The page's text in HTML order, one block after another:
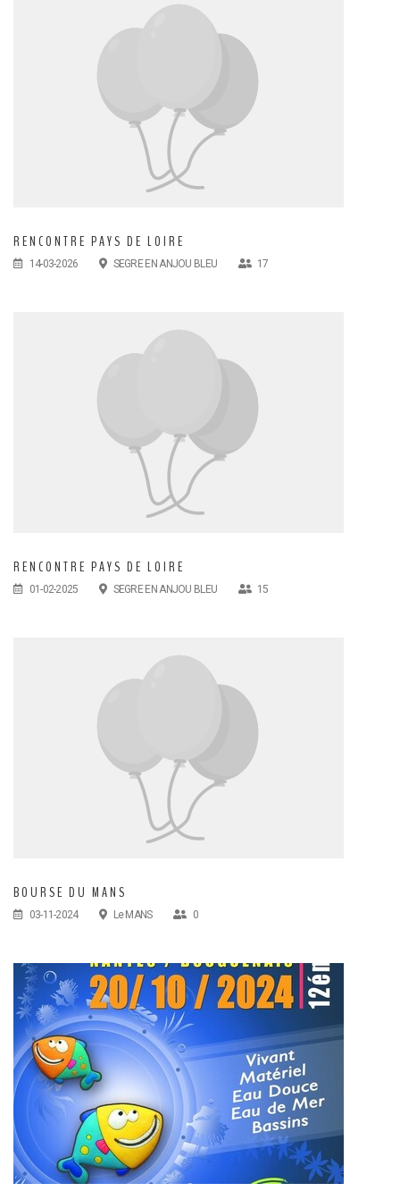
RENCONTRE PAYS DE LOIRE
14-03-2026 SEGRE EN ANJOU BLEU 17
RENCONTRE PAYS DE LOIRE
01-02-2025 SEGRE EN ANJOU BLEU 15
BOURSE DU MANS
03-11-2024 Le MANS 0